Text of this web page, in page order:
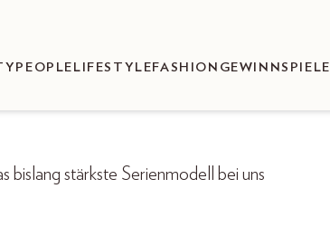
PEOPLE LIFESTYLEFASHION GEWINNSPIELE
stärkste Serienmodell bei uns